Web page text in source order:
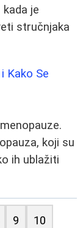
je
stručnjaka
Kako Se
koji su
ih ublažiti
9 10